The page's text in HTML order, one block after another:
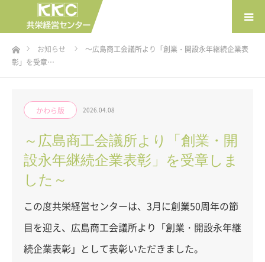
ホームお知らせ
～広島商工会議所より「創業・開設永年継続企業表
彰」を受章…
かわら版 2026.04.08
～広島商工会議所より「創業・開
設永年継続企業表彰」を受章しま
した～
この度共栄経営センターは、3月に創業50周年の節
目を迎え、広島商工会議所より「創業・開設永年継
続企業表彰」として表彰いただきました。